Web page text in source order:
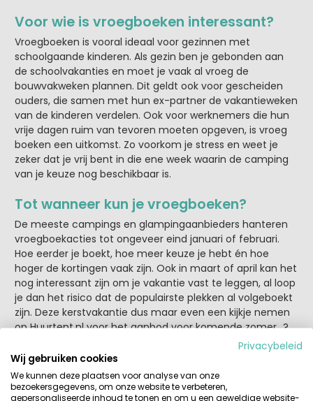
Voor wie is vroegboeken interessant?
Vroegboeken is vooral ideaal voor gezinnen met
schoolgaande kinderen. Als gezin ben je gebonden aan
de schoolvakanties en moet je vaak al vroeg de
bouwvakweken plannen. Dit geldt ook voor gescheiden
ouders, die samen met hun ex-partner de vakantieweken
van de kinderen verdelen. Ook voor werknemers die hun
vrije dagen ruim van tevoren moeten opgeven, is vroeg
boeken een uitkomst. Zo voorkom je stress en weet je
zeker dat je vrij bent in die ene week waarin de camping
van je keuze nog beschikbaar is.
Tot wanneer kun je vroegboeken?
De meeste campings en glampingaanbieders hanteren
vroegboekacties tot ongeveer eind januari of februari.
Hoe eerder je boekt, hoe meer keuze je hebt én hoe
hoger de kortingen vaak zijn. Ook in maart of april kan het
nog interessant zijn om je vakantie vast te leggen, al loop
je dan het risico dat de populairste plekken al volgeboekt
zijn. Deze kerstvakantie dus maar even een kijkje nemen
op Huurtent.nl voor het aanbod voor komende zomer…?
Zijn last-minute vakanties nog een
optie?
Hoewel last-minute vakanties vroeger populair waren
Privacybeleid
Wij gebruiken cookies
We kunnen deze plaatsen voor analyse van onze
bezoekersgegevens, om onze website te verbeteren,
gepersonaliseerde inhoud te tonen en om u een geweldige website-